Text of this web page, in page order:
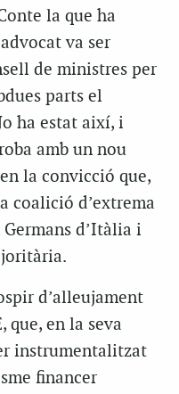
la que ha
va ser
de ministres per
parts el
ha estat així, i
amb un nou
la convicció que,
coalició d’extrema
d’Itàlia i
d’alleujament
que, en la seva
instrumentalitzat
financer